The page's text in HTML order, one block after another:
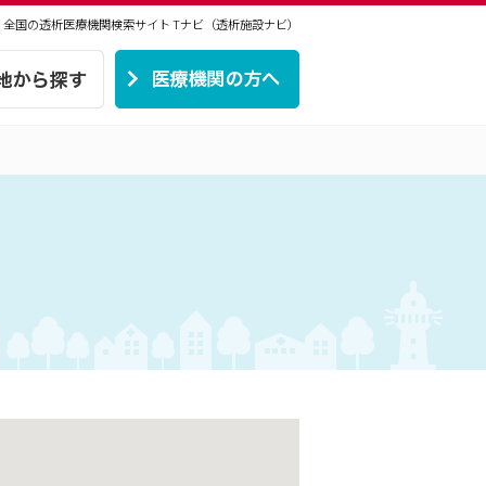
国の透析医療機関検索サイトTナビ（透析施設ナビ）